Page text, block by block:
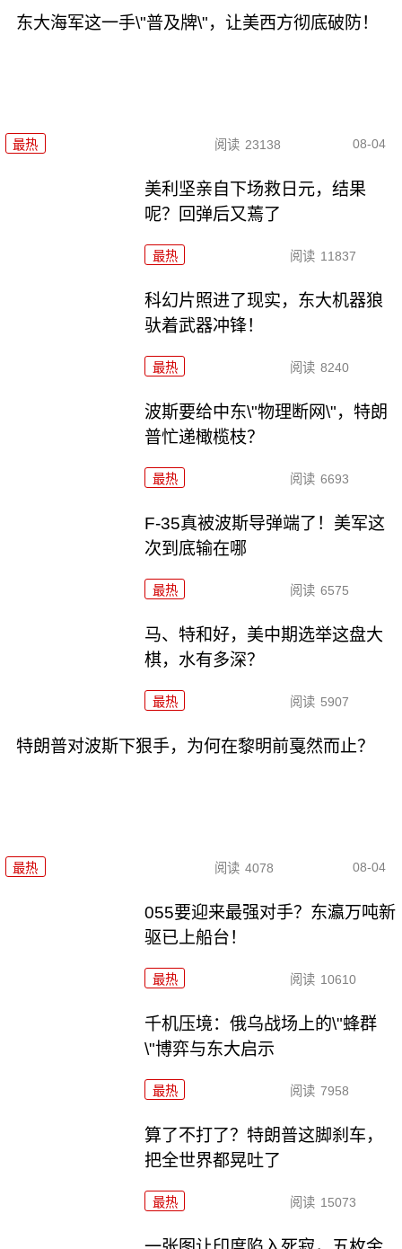
东大海军这一手\"普及牌\"，让美西方彻底破防！
最热 阅读 23138 08-04
美利坚亲自下场救日元，结果
呢？回弹后又蔫了
最热 阅读 11837
科幻片照进了现实，东大机器狼
驮着武器冲锋！
最热 阅读 8240
波斯要给中东\"物理断网\"，特朗
普忙递橄榄枝？
最热 阅读 6693
F-35真被波斯导弹端了！美军这
次到底输在哪
最热 阅读 6575
马、特和好，美中期选举这盘大
棋，水有多深？
最热 阅读 5907
特朗普对波斯下狠手，为何在黎明前戛然而止？
最热 阅读 4078 08-04
055要迎来最强对手？东瀛万吨新
驱已上船台！
最热 阅读 10610
千机压境：俄乌战场上的\"蜂群
\"博弈与东大启示
最热 阅读 7958
算了不打了？特朗普这脚刹车，
把全世界都晃吐了
最热 阅读 15073